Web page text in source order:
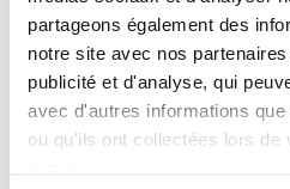
partageons également des
notre site avec nos
publicité et d'analyse, qui
avec d'autres informations
ou qu'ils ont collectées lors de